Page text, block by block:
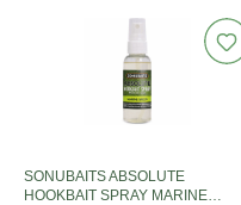
SONUBAITS ABSOLUTE
HOOKBAIT SPRAY MARINE